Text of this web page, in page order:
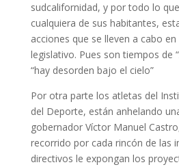
sudcalifornidad, y por todo lo
cualquiera de sus habitantes,
acciones que se lleven a cabo
legislativo. Pues son tiempos de
“hay desorden bajo el cielo”
Por otra parte los atletas del
del Deporte, están anhelando
gobernador Víctor Manuel
recorrido por cada rincón de las
directivos le expongan los